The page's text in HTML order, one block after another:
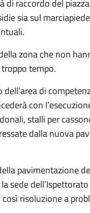
raccordo del
sia sul
zona che non
tempo.
di
con
stalli per
dalla nuova
pavimentazione
sede
risoluzione a